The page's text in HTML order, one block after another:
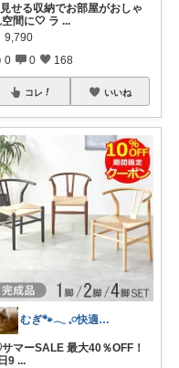
せる収納でお部屋がおしゃ
間に🤍 ラ ...
9,790
0 0 168
コレ いいね
むぎ🐾‪𓂃 𓈒𓏸快適な寝具紹介
マーSALE 最大40％OFF！
9 ...